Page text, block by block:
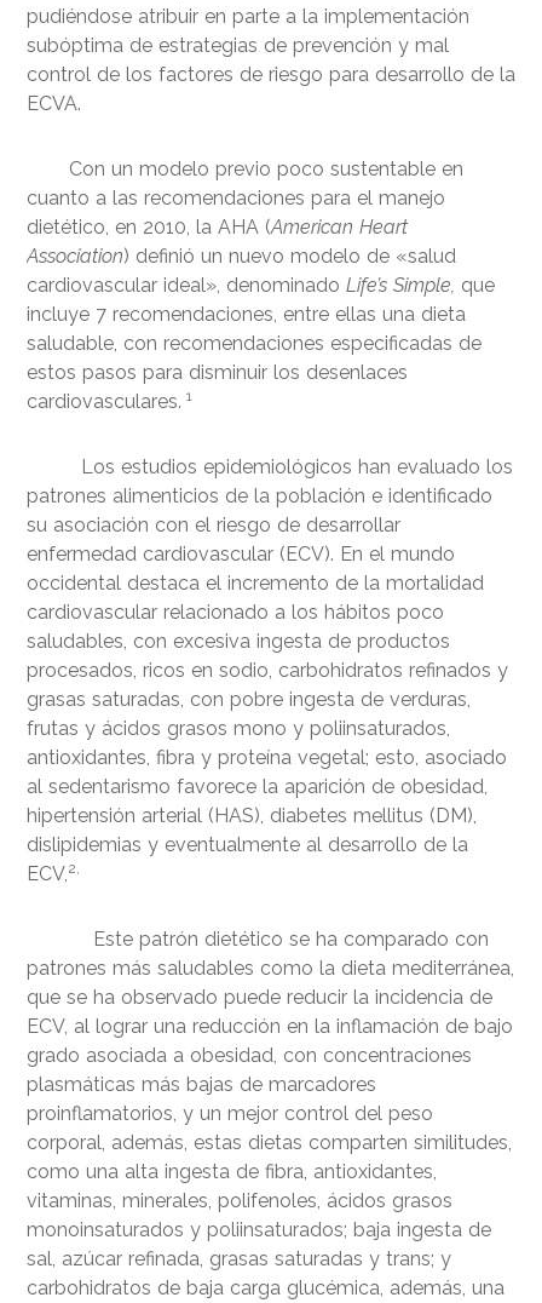
pudiéndose atribuir en parte a la implementación
subóptima de estrategias de prevención y mal
control de los factores de riesgo para desarrollo de la
ECVA.
Con un modelo previo poco sustentable en
cuanto a las recomendaciones para el manejo
dietético, en 2010, la AHA (American Heart
Association) definió un nuevo modelo de «salud
cardiovascular ideal», denominado Life’s Simple, que
incluye 7 recomendaciones, entre ellas una dieta
saludable, con recomendaciones especificadas de
estos pasos para disminuir los desenlaces
cardiovasculares. 1
Los estudios epidemiológicos han evaluado los
patrones alimenticios de la población e identificado
su asociación con el riesgo de desarrollar
enfermedad cardiovascular (ECV). En el mundo
occidental destaca el incremento de la mortalidad
cardiovascular relacionado a los hábitos poco
saludables, con excesiva ingesta de productos
procesados, ricos en sodio, carbohidratos refinados y
grasas saturadas, con pobre ingesta de verduras,
frutas y ácidos grasos mono y poliinsaturados,
antioxidantes, fibra y proteína vegetal; esto, asociado
al sedentarismo favorece la aparición de obesidad,
hipertensión arterial (HAS), diabetes mellitus (DM),
dislipidemias y eventualmente al desarrollo de la
ECV, 2,
Este patrón dietético se ha comparado con
patrones más saludables como la dieta mediterránea,
que se ha observado puede reducir la incidencia de
ECV, al lograr una reducción en la inflamación de bajo
grado asociada a obesidad, con concentraciones
plasmáticas más bajas de marcadores
proinflamatorios, y un mejor control del peso
corporal, además, estas dietas comparten similitudes,
como una alta ingesta de fibra, antioxidantes,
vitaminas, minerales, polifenoles, ácidos grasos
monoinsaturados y poliinsaturados; baja ingesta de
sal, azúcar refinada, grasas saturadas y trans; y
carbohidratos de baja carga glucémica, además, una